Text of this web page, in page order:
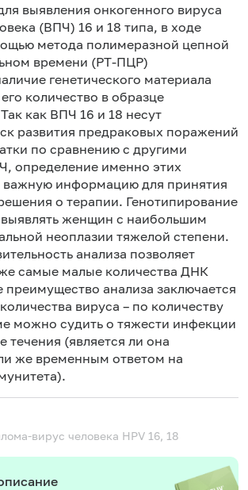
выявления онкогенного вируса
(ВПЧ) 16 и 18 типа, в ходе
метода полимеразной цепной
времени (РТ-ПЦР)
генетического материала
количество в образце
как ВПЧ 16 и 18 несут
развития предраковых поражений
по сравнению с другими
определение именно этих
важную информацию для принятия
о терапии. Генотипирование
женщин с наибольшим
неоплазии тяжелой степени.
анализа позволяет
самые малые количества ДНК
анализа заключается
вируса – по количеству
можно судить о тяжести инфекции
течения (является ли она
же временным ответом на
вирус человека HPV 16, 18